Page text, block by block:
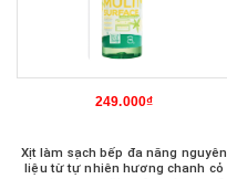
249.000₫
Xịt làm sạch bếp đa năng nguyên
liệu từ tự nhiên hương chanh cỏ